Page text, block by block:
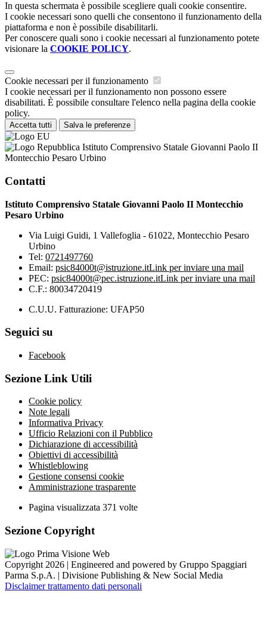
In questa schermata è possibile scegliere quali cookie consentire.
I cookie necessari sono quelli che consentono il funzionamento della
piattaforma e non è possibile disabilitarli.
Per conoscere quali sono i cookie necessari al funzionamento potete
visionare la COOKIE POLICY.
Cookie necessari per il funzionamento
I cookie necessari per il funzionamento non possono essere
disabilitati. È possibile consultare l'elenco nella pagina della cookie
policy.
Accetta tutti Salva le preferenze
Istituto Comprensivo Statale Giovanni Paolo II
Montecchio Pesaro Urbino
Contatti
Istituto Comprensivo Statale Giovanni Paolo II Montecchio
Pesaro Urbino
Via Luigi Guidi, 1 Vallefoglia - 61022, Montecchio Pesaro
Urbino
Tel: 0721497760
Email: psic84000t@istruzione.itLink per inviare una mail
PEC: psic84000t@pec.istruzione.itLink per inviare una mail
C.F.: 80034720419
C.U.U. Fatturazione: UFAP50
Seguici su
Facebook
Sezione Link Utili
Cookie policy
Note legali
Informativa Privacy
Ufficio Relazioni con il Pubblico
Dichiarazione di accessibilità
Obiettivi di accessibilità
Whistleblowing
Gestione consensi cookie
Amministrazione trasparente
Pagina visualizzata 371 volte
Sezione Copyright
Copyright 2026 | Engineered and powered by Gruppo Spaggiari
Parma S.p.A. | Divisione Publishing & New Social Media
Disclaimer trattamento dati personali